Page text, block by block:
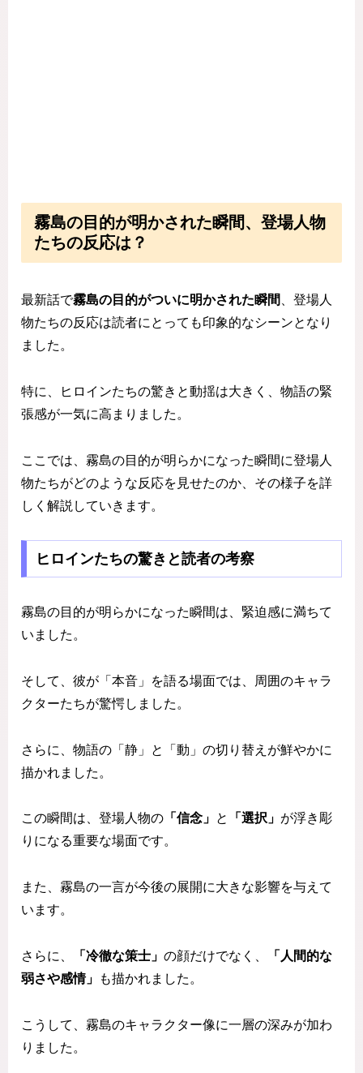
霧島の目的が明かされた瞬間、登場人物
たちの反応は？
最新話で霧島の目的がついに明かされた瞬間
、登場人
物たちの反応は読者にとっても印象的なシーンとなり
ました。
特に、ヒロインたちの驚きと動揺は大きく、物語の緊
張感が一気に高まりました。
ここでは、霧島の目的が明らかになった瞬間に登場人
物たちがどのような反応を見せたのか、その様子を詳
しく解説していきます。
ヒロインたちの驚きと読者の考察
霧島の目的が明らかになった瞬間は、緊迫感に満ちて
いました。
そして、彼が「本音」を語る場面では、周囲のキャラ
クターたちが驚愕しました。
さらに、物語の「静」と「動」の切り替えが鮮やかに
描かれました。
この瞬間は、登場人物の 「信念」 と 「選択」 が浮き彫
りになる重要な場面です。
また、霧島の一言が今後の展開に大きな影響を与えて
います。
さらに、 「冷徹な策士」 の顔だけでなく、
「人間的な
弱さや感情」
も描かれました。
こうして、霧島のキャラクター像に一層の深みが加わ
りました。